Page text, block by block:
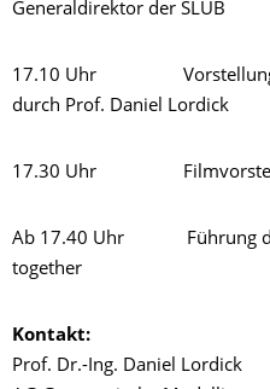
Generaldirektor der SLUB
17.10 Uhr Vorstellung
durch Prof. Daniel Lordick
17.30 Uhr
Ab 17.40 Uhr Führung
together
Kontakt:
Prof. Dr.-Ing. Daniel Lordick